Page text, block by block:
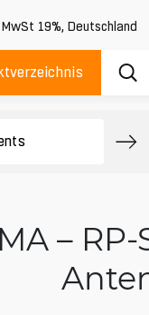
19%, Deutschland
–